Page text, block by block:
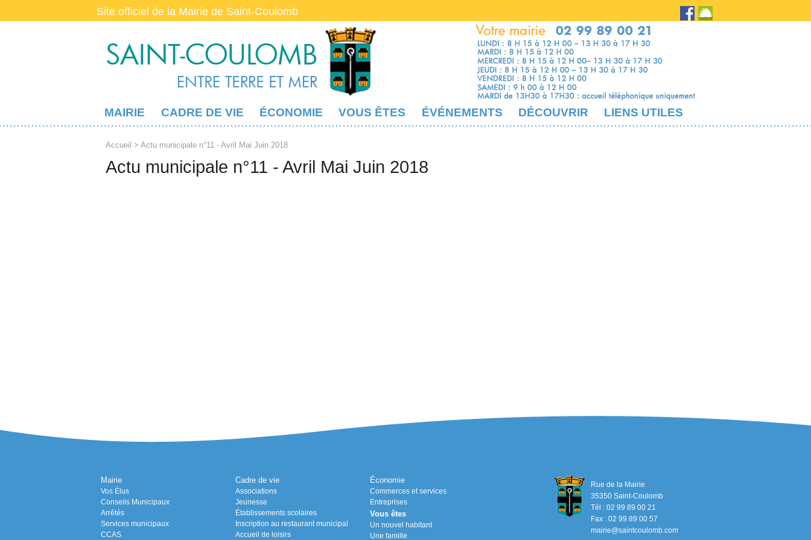
Site officiel de la Mairie de Saint-Coulomb
MAIRIE CADRE DE VIE ÉCONOMIE VOUS ÊTES ÉVÉNEMENTS DÉCOUVRIR LIENS UTILES
Accueil > Actu municipale n°11 - Avril Mai Juin 2018
Actu municipale n°11 - Avril Mai Juin 2018
Mairie
Vos Élus
Conseils Municipaux
Arrêtés
Services municipaux
CCAS
Cadre de vie
Associations
Jeunesse
Établissements scolaires
Inscription au restaurant municipal
Accueil de loisirs
Économie
Commerces et services
Entreprises
Vous êtes
Un nouvel habitant
Une famille
Rue de la Mairie
35350 Saint-Coulomb
Tél : 02 99 89 00 21
Fax : 02 99 89 00 57
mairie@saintcoulomb.com